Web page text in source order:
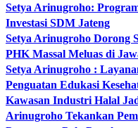
Setya Arinugroho:
Investasi SDM Jateng
Setya Arinugroho Dorong
PHK Massal Meluas di
Setya Arinugroho :
Penguatan Edukasi
Kawasan Industri Halal
Arinugroho Tekankan